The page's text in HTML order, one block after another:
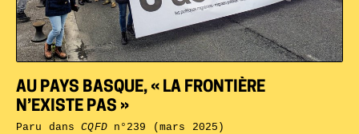
AU PAYS BASQUE, « LA FRONTIÈRE
N’EXISTE PAS »
Paru dansCQFDn°239 (mars 2025)